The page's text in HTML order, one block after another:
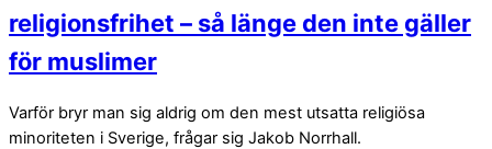
religionsfrihet – så länge den inte gäller
för muslimer
Varför bryr man sig aldrig om den mest utsatta religiösa
minoriteten i Sverige, frågar sig Jakob Norrhall.